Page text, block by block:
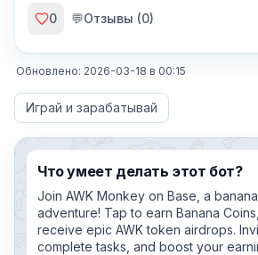
0 💬Отзывы (0)
Обновлено: 2026-03-18 в 00:15
Играй и зарабатывай
Что умеет делать этот бот?
Join AWK Monkey on Base, a
adventure! Tap to earn Banana
receive epic AWK token airdrops.
complete tasks, and boost your